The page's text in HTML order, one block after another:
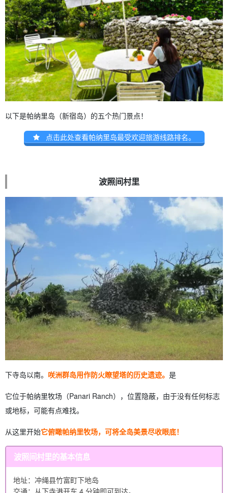
以下是帕纳里岛（新宿岛）的五个热门景点！
点击此处查看帕纳里岛最受欢迎旅游线路排名。
波照间村里
下寺岛以南。 咲洲群岛用作防火瞭望塔的历史遗迹。 是
它位于帕纳里牧场（Panari Ranch），位置隐蔽，由于没有任何标志
或地标，可能有点难找。
从这里开始它俯瞰帕纳里牧场，可将全岛美景尽收眼底！
波照间村里的基本信息
地址：冲绳县竹富町下地岛
交通：从下寺港开车 4 分钟即可到达。